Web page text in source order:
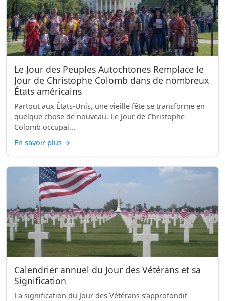
Le Jour des Peuples Autochtones Remplace le
Jour de Christophe Colomb dans de nombreux
États américains
Partout aux États-Unis, une vieille fête se transforme en
quelque chose de nouveau. Le Jour de Christophe
Colomb occupai...
En savoir plus →
Calendrier annuel du Jour des Vétérans et sa
Signification
La signification du Jour des Vétérans s’approfondit